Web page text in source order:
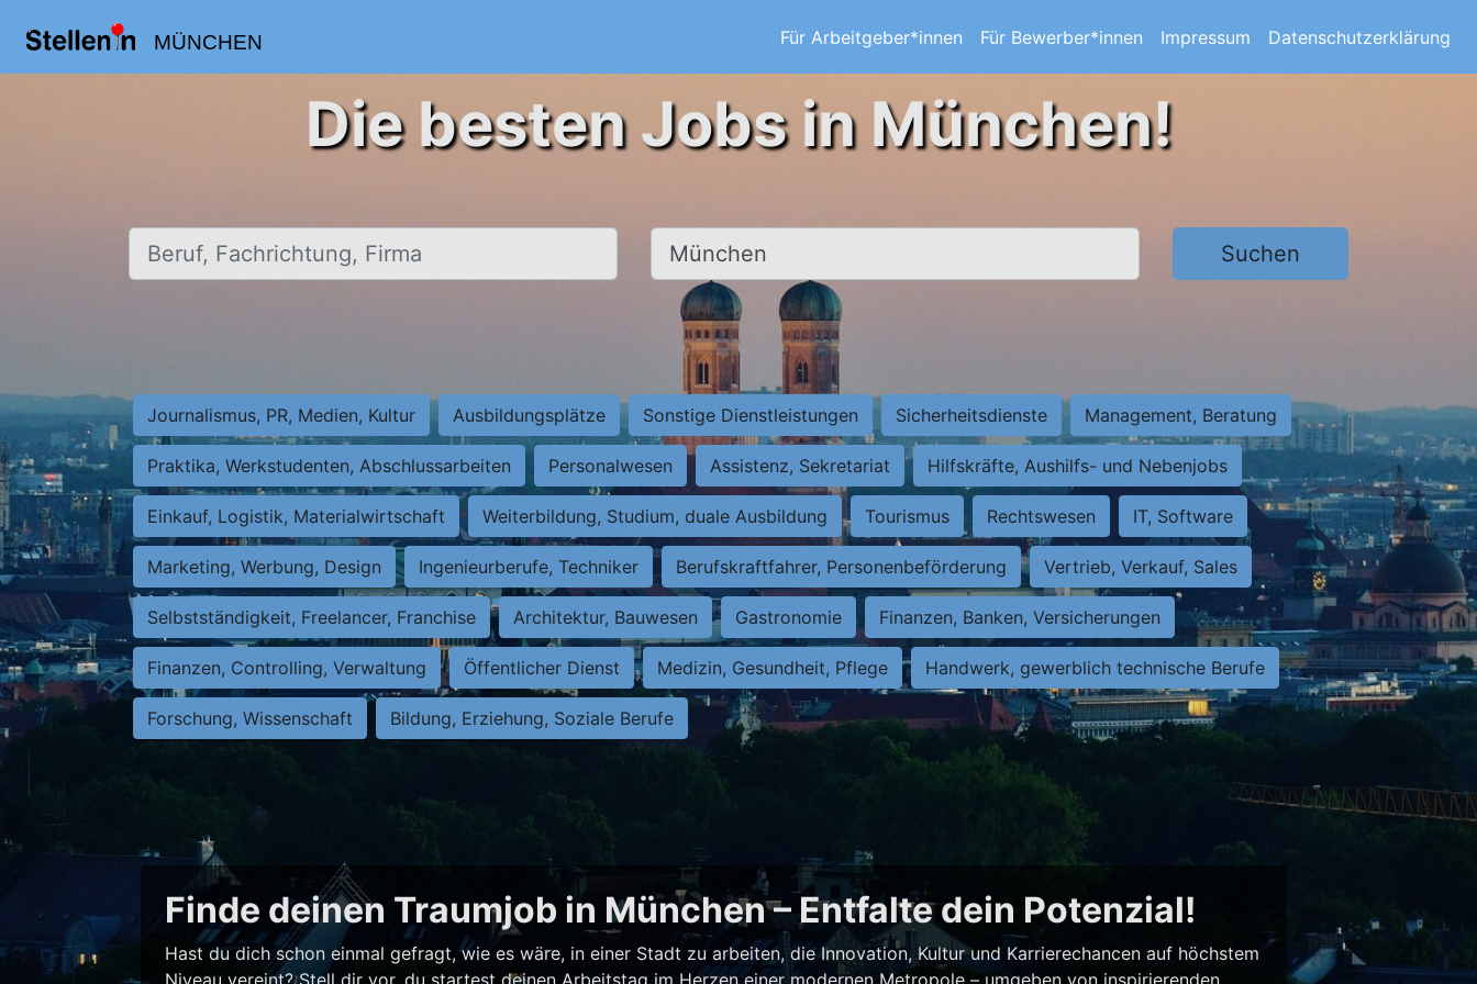
MÜNCHEN Für Arbeitgeber*innen Für Bewerber*innen Impressum Datenschutzerklärung
Die besten Jobs in München!
Beruf, Fachrichtung, Firma Ort, Stadt Suchen
Journalismus, PR, Medien, Kultur Ausbildungsplätze Sonstige Dienstleistungen Sicherheitsdienste Management, Beratung
Praktika, Werkstudenten, Abschlussarbeiten Personalwesen Assistenz, Sekretariat Hilfskräfte, Aushilfs- und Nebenjobs
Einkauf, Logistik, Materialwirtschaft Weiterbildung, Studium, duale Ausbildung Tourismus Rechtswesen IT, Software
Marketing, Werbung, Design Ingenieurberufe, Techniker Berufskraftfahrer, Personenbeförderung Vertrieb, Verkauf, Sales
Selbstständigkeit, Freelancer, Franchise Architektur, Bauwesen Gastronomie Finanzen, Banken, Versicherungen
Finanzen, Controlling, Verwaltung Öffentlicher Dienst Medizin, Gesundheit, Pflege Handwerk, gewerblich technische Berufe
Forschung, Wissenschaft Bildung, Erziehung, Soziale Berufe
Finde deinen Traumjob in München – Entfalte dein Potenzial!
Hast du dich schon einmal gefragt, wie es wäre, in einer Stadt zu arbeiten, die Innovation, Kultur und Karrierechancen auf höchstem